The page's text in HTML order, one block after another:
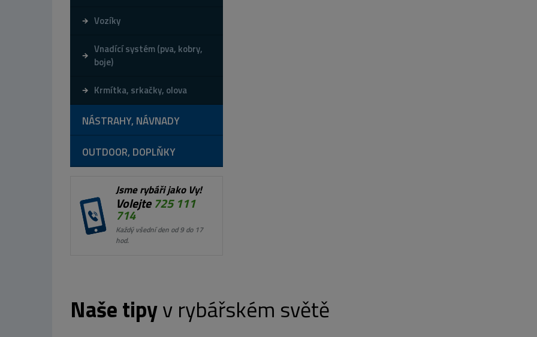
Vozíky
Vnadící systém (pva, kobry,
boje)
Krmítka, srkačky, olova
NÁSTRAHY, NÁVNADY
OUTDOOR, DOPLŇKY
Jsme rybáři jako Vy!
Volejte725 111
714
Každý všední den od 9 do 17
hod.
Naše tipyv rybářském světě